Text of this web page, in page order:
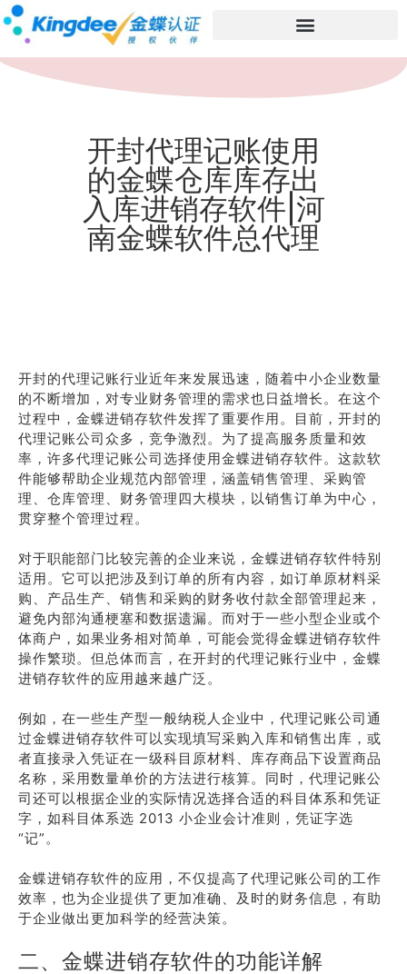
开封代理记账使用
的金蝶仓库库存出
入库进销存软件|河
南金蝶软件总代理
开封的代理记账行业近年来发展迅速，随着中小企业数量
的不断增加，对专业财务管理的需求也日益增长。在这个
过程中，金蝶进销存软件发挥了重要作用。目前，开封的
代理记账公司众多，竞争激烈。为了提高服务质量和效
率，许多代理记账公司选择使用金蝶进销存软件。这款软
件能够帮助企业规范内部管理，涵盖销售管理、采购管
理、仓库管理、财务管理四大模块，以销售订单为中心，
贯穿整个管理过程。
对于职能部门比较完善的企业来说，金蝶进销存软件特别
适用。它可以把涉及到订单的所有内容，如订单原材料采
购、产品生产、销售和采购的财务收付款全部管理起来，
避免内部沟通梗塞和数据遗漏。而对于一些小型企业或个
体商户，如果业务相对简单，可能会觉得金蝶进销存软件
操作繁琐。但总体而言，在开封的代理记账行业中，金蝶
进销存软件的应用越来越广泛。
例如，在一些生产型一般纳税人企业中，代理记账公司通
过金蝶进销存软件可以实现填写采购入库和销售出库，或
者直接录入凭证在一级科目原材料、库存商品下设置商品
名称，采用数量单价的方法进行核算。同时，代理记账公
司还可以根据企业的实际情况选择合适的科目体系和凭证
字，如科目体系选 2013 小企业会计准则，凭证字选
“记”。
金蝶进销存软件的应用，不仅提高了代理记账公司的工作
效率，也为企业提供了更加准确、及时的财务信息，有助
于企业做出更加科学的经营决策。
二、金蝶进销存软件的功能详解